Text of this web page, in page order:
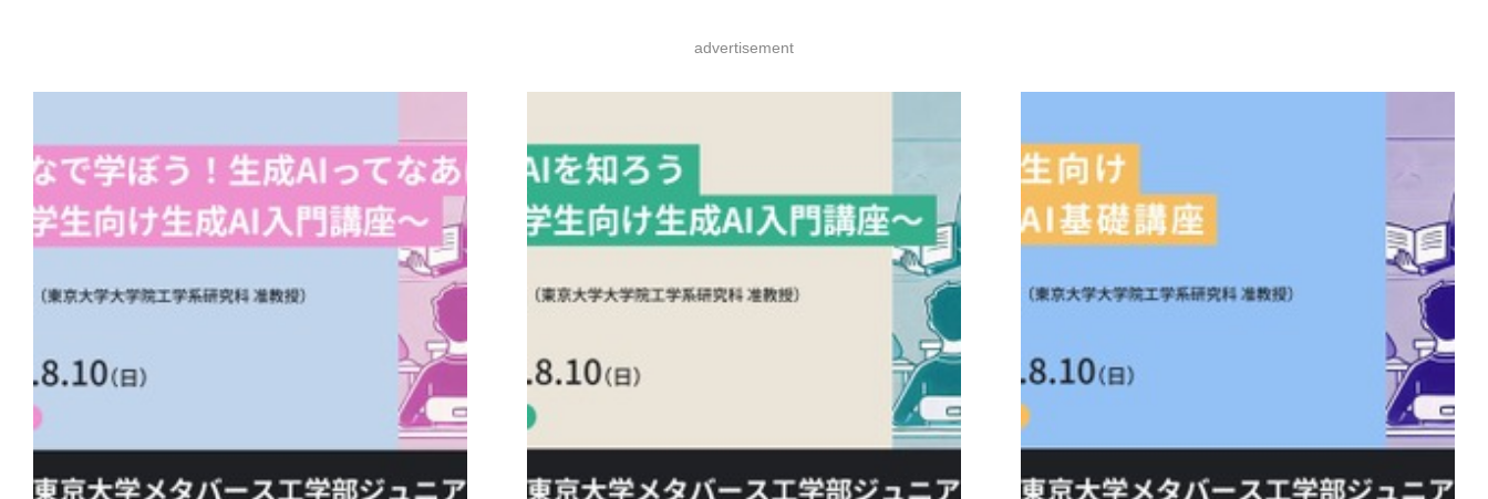
advertisement